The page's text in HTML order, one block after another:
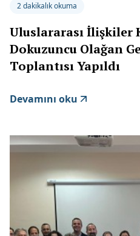
2 dakikalık okuma
Uluslararası İlişkiler
Dokuzuncu Olağan
Toplantısı Yapıldı
Devamını oku